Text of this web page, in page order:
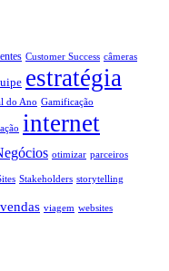
Customer Success câmeras
estratégia
do Ano Gamificação
internet
otimizar parceiros
Stakeholders storytelling
vendas viagem websites